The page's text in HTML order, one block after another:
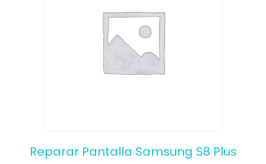
Reparar Pantalla Samsung S8 Plus